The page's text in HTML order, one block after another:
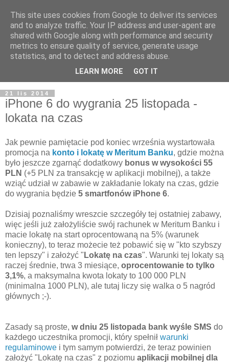
21 lis 2014
iPhone 6 do wygrania 25 listopada -
lokata na czas
Jak pewnie pamiętacie pod koniec września wystartowała
promocja na konto i lokatę w Meritum Banku, gdzie można
było jeszcze zgarnąć dodatkowy bonus w wysokości 55
PLN (+5 PLN za transakcję w aplikacji mobilnej), a także
wziąć udział w zabawie w zakładanie lokaty na czas, gdzie
do wygrania będzie 5 smartfonów iPhone 6.
Dzisiaj poznaliśmy wreszcie szczegóły tej ostatniej zabawy,
więc jeśli już założyliście swój rachunek w Meritum Banku i
macie lokatę na start oprocentowaną na 5% (warunek
konieczny), to teraz możecie też pobawić się w "kto szybszy
ten lepszy" i założyć " Lokatę na czas". Warunki tej lokaty są
raczej średnie, trwa 3 miesiące, oprocentowanie to tylko
3,1%, a maksymalna kwota lokaty to 100 000 PLN
(minimalna 1000 PLN), ale tutaj liczy się walka o 5 nagród
głównych ;-).
Zasady są proste, w dniu 25 listopada bank wyśle SMS do
każdego uczestnika promocji, który spełnił warunki
regulaminowe i tym samym potwierdzi, że teraz powinien
założyć "Lokatę na czas" z poziomu aplikacji mobilnej dla
This site uses cookies from Google to deliver its services
and to analyze traffic. Your IP address and user-agent are
shared with Google along with performance and security
metrics to ensure quality of service, generate usage
statistics, and to detect and address abuse.
LEARN MORE GOT IT